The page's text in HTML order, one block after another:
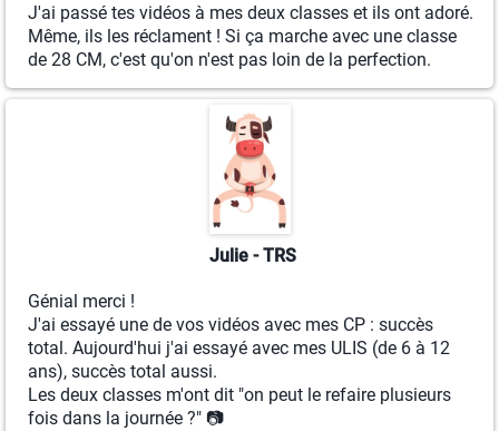
J'ai passé tes vidéos à mes deux classes et ils ont adoré.
Même, ils les réclament ! Si ça marche avec une classe
de 28 CM, c'est qu'on n'est pas loin de la perfection.
Julie - TRS
Génial merci !
J'ai essayé une de vos vidéos avec mes CP : succès
total. Aujourd'hui j'ai essayé avec mes ULIS (de 6 à 12
ans), succès total aussi.
Les deux classes m'ont dit "on peut le refaire plusieurs
fois dans la journée ?" 📷